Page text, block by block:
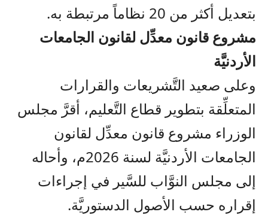
بتعديل أكثر من 20 نظاماً مرتبطة به.
مشروع قانون معدِّل لقانون الجامعات
الأردنيَّة
وعلى صعيد التَّشريعات والقرارات
المتعلِّقة بتطوير قطاع التَّعليم، أقرَّ مجلس
الوزراء مشروع قانون معدِّل لقانون
الجامعات الأردنيَّة لسنة 2026م، وأحاله
إلى مجلس النوَّاب للسَّير في إجراءات
إقراره حسب الأصول الدستوريَّة.